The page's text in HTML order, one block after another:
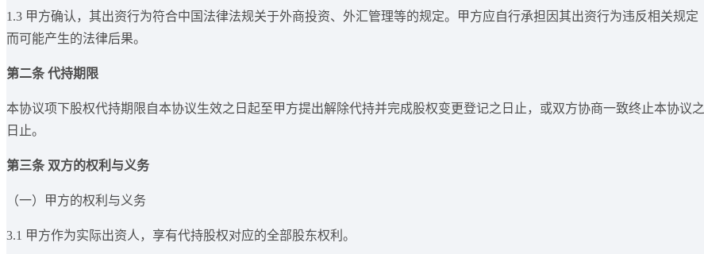
1.3 甲方确认，其出资行为符合中国法律法规关于外商投资、外汇管理等的规定。甲方应自行承担因其出资行为违反相关规定
而可能产生的法律后果。
第二条 代持期限
本协议项下股权代持期限自本协议生效之日起至甲方提出解除代持并完成股权变更登记之日止，或双方协商一致终止本协议之
日止。
第三条 双方的权利与义务
（一）甲方的权利与义务
3.1 甲方作为实际出资人，享有代持股权对应的全部股东权利。